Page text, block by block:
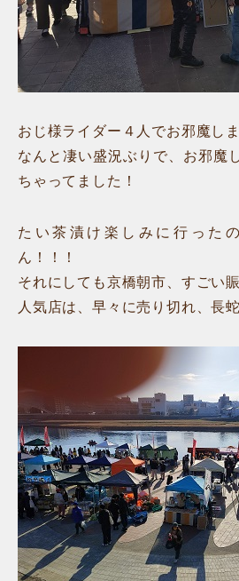
おじ様ライダー４人でお邪魔しま
なんと凄い盛況ぶりで、お邪魔
ちゃってました！
たい茶漬け楽しみに行った
ん！！！
それにしても京橋朝市、すごい
人気店は、早々に売り切れ、長